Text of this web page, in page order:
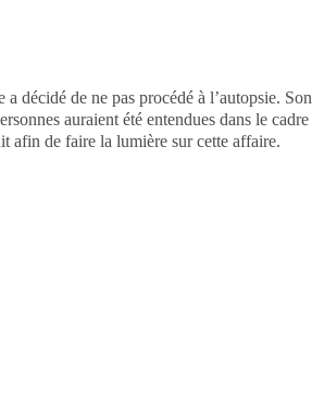
décidé de ne pas procédé à l’autopsie. Son
auraient été entendues dans le cadre
afin de faire la lumière sur cette affaire.